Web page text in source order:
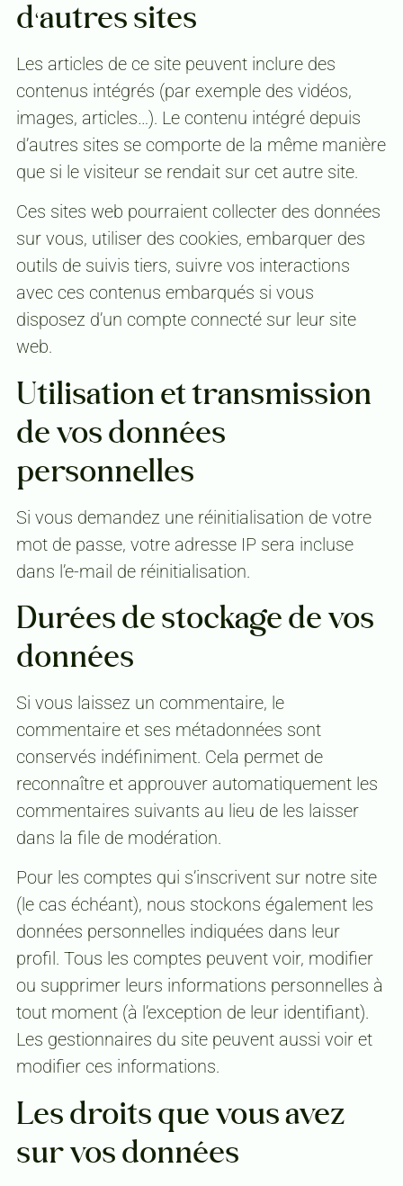
d’autres sites
Les articles de ce site peuvent inclure des
contenus intégrés (par exemple des vidéos,
images, articles…). Le contenu intégré depuis
d’autres sites se comporte de la même manière
que si le visiteur se rendait sur cet autre site.
Ces sites web pourraient collecter des données
sur vous, utiliser des cookies, embarquer des
outils de suivis tiers, suivre vos interactions
avec ces contenus embarqués si vous
disposez d’un compte connecté sur leur site
web.
Utilisation et transmission
de vos données
personnelles
Si vous demandez une réinitialisation de votre
mot de passe, votre adresse IP sera incluse
dans l’e-mail de réinitialisation.
Durées de stockage de vos
données
Si vous laissez un commentaire, le
commentaire et ses métadonnées sont
conservés indéfiniment. Cela permet de
reconnaître et approuver automatiquement les
commentaires suivants au lieu de les laisser
dans la file de modération.
Pour les comptes qui s’inscrivent sur notre site
(le cas échéant), nous stockons également les
données personnelles indiquées dans leur
profil. Tous les comptes peuvent voir, modifier
ou supprimer leurs informations personnelles à
tout moment (à l’exception de leur identifiant).
Les gestionnaires du site peuvent aussi voir et
modifier ces informations.
Les droits que vous avez
sur vos données